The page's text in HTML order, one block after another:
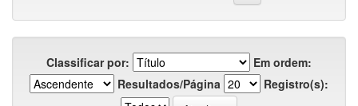
Classificar por:
Em ordem:
Resultados/Página
Registro(s):